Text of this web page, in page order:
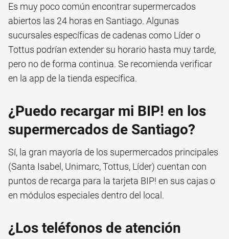
Es muy poco común encontrar supermercados
abiertos las 24 horas en Santiago. Algunas
sucursales específicas de cadenas como Líder o
Tottus podrían extender su horario hasta muy tarde,
pero no de forma continua. Se recomienda verificar
en la app de la tienda específica.
¿Puedo recargar mi BIP! en los
supermercados de Santiago?
Sí, la gran mayoría de los supermercados principales
(Santa Isabel, Unimarc, Tottus, Líder) cuentan con
puntos de recarga para la tarjeta BIP! en sus cajas o
en módulos especiales dentro del local.
¿Los teléfonos de atención